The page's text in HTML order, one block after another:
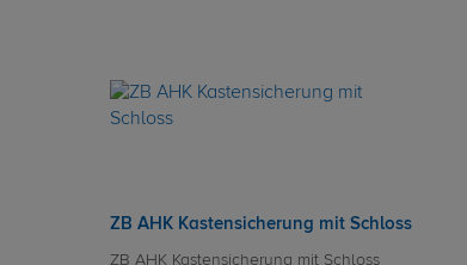
ZB AHK Kastensicherung mit Schloss
ZB AHK Kastensicherung mit Schloss